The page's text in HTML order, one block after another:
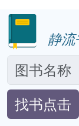
静
找书点击